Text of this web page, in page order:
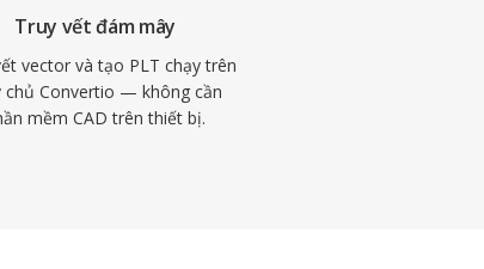
Truy vết đám mây
vector và tạo PLT chạy trên
chủ Convertio — không cần
mềm CAD trên thiết bị.